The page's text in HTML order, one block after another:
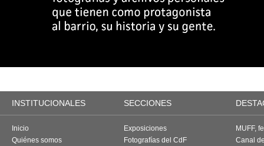
INSTITUCIONALES SECCIONES
Inicio
Quiénes somos
Exposiciones
Fotografías del CdF
MUFF,
Canal